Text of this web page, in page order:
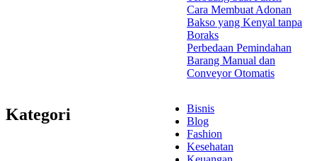
Cara Membuat Adonan
Bakso yang Kenyal tanpa
Boraks
Perbedaan Pemindahan
Barang Manual dan
Conveyor Otomatis
Kategori
Bisnis
Blog
Fashion
Kesehatan